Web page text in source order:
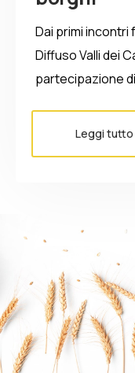
Dai primi incontri
Diffuso Valli dei
partecipazione
Leggi tutto